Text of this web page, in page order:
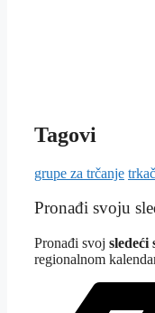
Tagovi
grupe za trčanje
Pronađi svoju
Pronađi svoj sledeći
regionalnom